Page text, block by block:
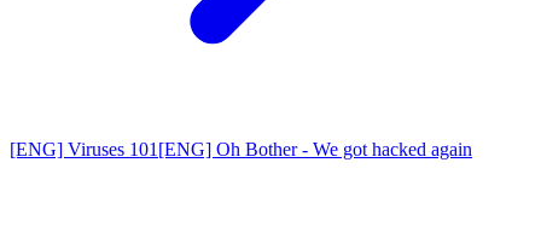
[ENG] Viruses 101[ENG] Oh Bother - We got hacked again